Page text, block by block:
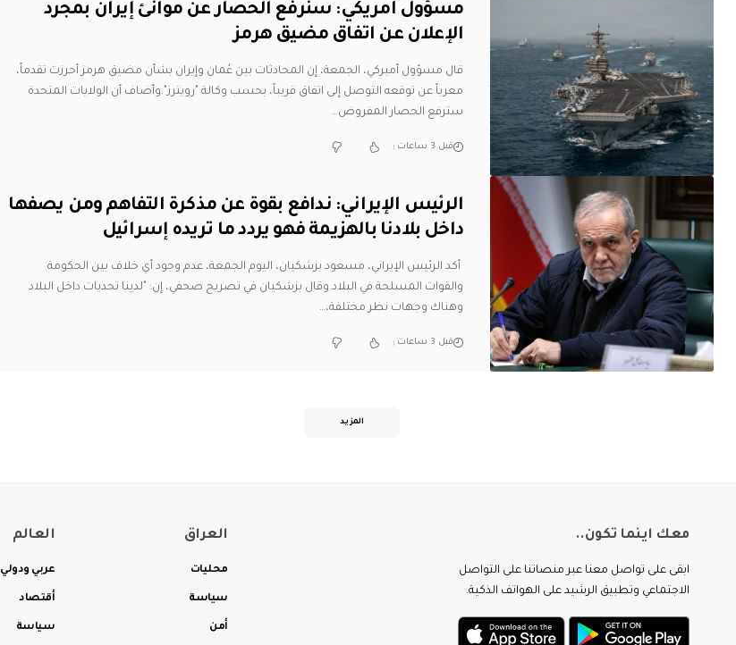
مسؤول أمريكي: سنرفع الحصار عن موانئ إيران بمجرد
الإعلان عن اتفاق مضيق هرمز
قال مسؤول أميركي، الجمعة، إن المحادثات بين عُمان وإيران بشأن مضيق هرمز أحرزت تقدماً،
معرباً عن توقعه التوصل إلى اتفاق قريباً، بحسب وكالة "رويترز".وأضاف أن الولايات المتحدة
سترفع الحصار المفروض…
قبل 3 ساعات
الرئيس الإيراني: ندافع بقوة عن مذكرة التفاهم ومن يصفها
داخل بلادنا بالهزيمة فهو يردد ما تريده إسرائيل
أكد الرئيس الإيراني، مسعود بزشكيان، اليوم الجمعة، عدم وجود أي خلاف بين الحكومة
والقوات المسلحة في البلاد.وقال بزشكيان في تصريح صحفي، إن: "لدينا تحديات داخل البلاد
وهناك وجهات نظر مختلفة،…
قبل 3 ساعات
المزيد
معك اينما تكون..
ابقى على تواصل معنا عبر منصاتنا على التواصل
الاجتماعي وتطبيق الرشيد على الهواتف الذكية.
العراق
محليات
سياسة
أمن
العالم
عربي ودولي
أقتصاد
سياسة